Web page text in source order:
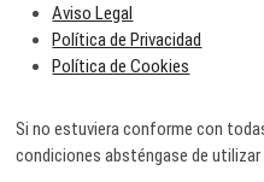
Aviso Legal
Política de Privacidad
Política de Cookies
Si no estuviera conforme con
condiciones absténgase de utilizar